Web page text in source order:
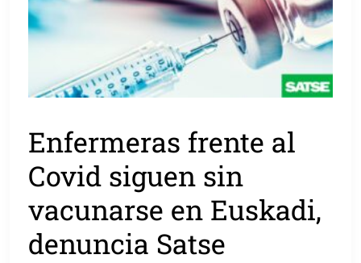
Enfermeras frente al
Covid siguen sin
vacunarse en Euskadi,
denuncia Satse